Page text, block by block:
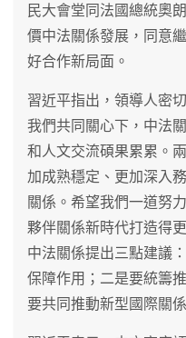
民大會堂同法國總統奧
價中法關係發展，同意
好合作新局面。
習近平指出，領導人密
我們共同關心下，中法
和人文交流碩果累累。
加成熟穩定、更加深入
關係。希望我們一道努
夥伴關係新時代打造得
中法關係提出三點建議
保障作用；二是要統籌
要共同推動新型國際關